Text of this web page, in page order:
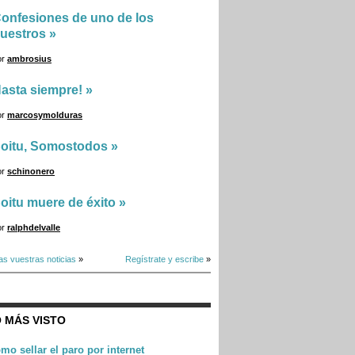
de uno de los
»
ambrosius
siempre! »
marcosymolduras
Somostodos »
schinonero
muere de éxito »
ralphdelvalle
vuestras noticias » Regístrate y escribe »
MÁS VISTO
sellar el paro por internet